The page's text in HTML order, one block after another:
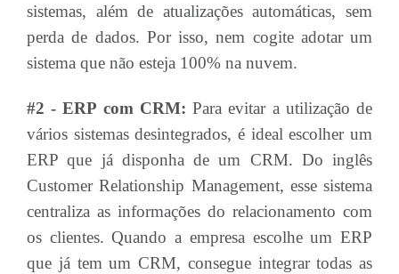
sistemas, além de atualizações automáticas, sem
perda de dados. Por isso, nem cogite adotar um
sistema que não esteja 100% na nuvem.
#2 - ERP com CRM: Para evitar a utilização de
vários sistemas desintegrados, é ideal escolher um
ERP que já disponha de um CRM. Do inglês
Customer Relationship Management, esse sistema
centraliza as informações do relacionamento com
os clientes. Quando a empresa escolhe um ERP
que já tem um CRM, consegue integrar todas as